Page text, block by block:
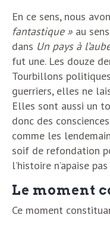
En ce sens, nous
fantastique » au
dans Un pays à
fut une. Les douze
Tourbillons
guerriers, elles ne
Elles sont aussi un
donc des
comme les
soif de refondation
l’histoire n’apaise
Le moment
Ce moment